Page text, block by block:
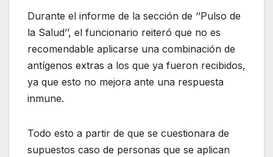
Durante el informe de la sección de ‘’Pulso de
la Salud’’, el funcionario reiteró que no es
recomendable aplicarse una combinación de
antígenos extras a los que ya fueron recibidos,
ya que esto no mejora ante una respuesta
inmune.
Todo esto a partir de que se cuestionara de
supuestos caso de personas que se aplican